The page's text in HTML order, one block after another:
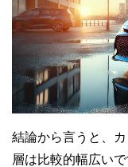
結論から言うと、
層は比較的幅広い